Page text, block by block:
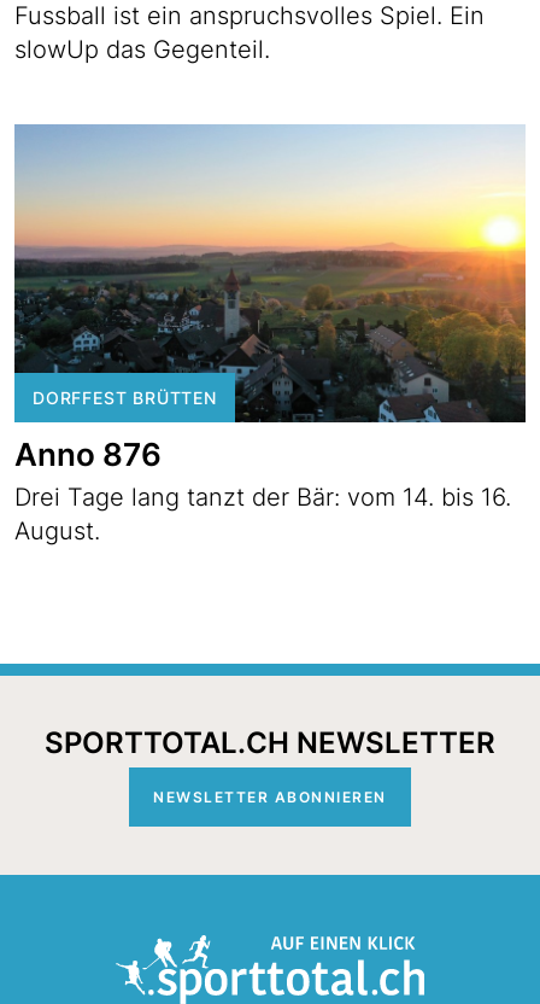
Fussball ist ein anspruchsvolles Spiel. Ein
slowUp das Gegenteil.
DORFFEST BRÜTTEN
Anno 876
Drei Tage lang tanzt der Bär: vom 14. bis 16.
August.
SPORTTOTAL.CH NEWSLETTER
NEWSLETTER ABONNIEREN